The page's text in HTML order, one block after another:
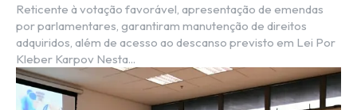
Reticente à votação favorável, apresentação de emendas
por parlamentares, garantiram manutenção de direitos
adquiridos, além de acesso ao descanso previsto em Lei Por
Kleber Karpov Nesta...